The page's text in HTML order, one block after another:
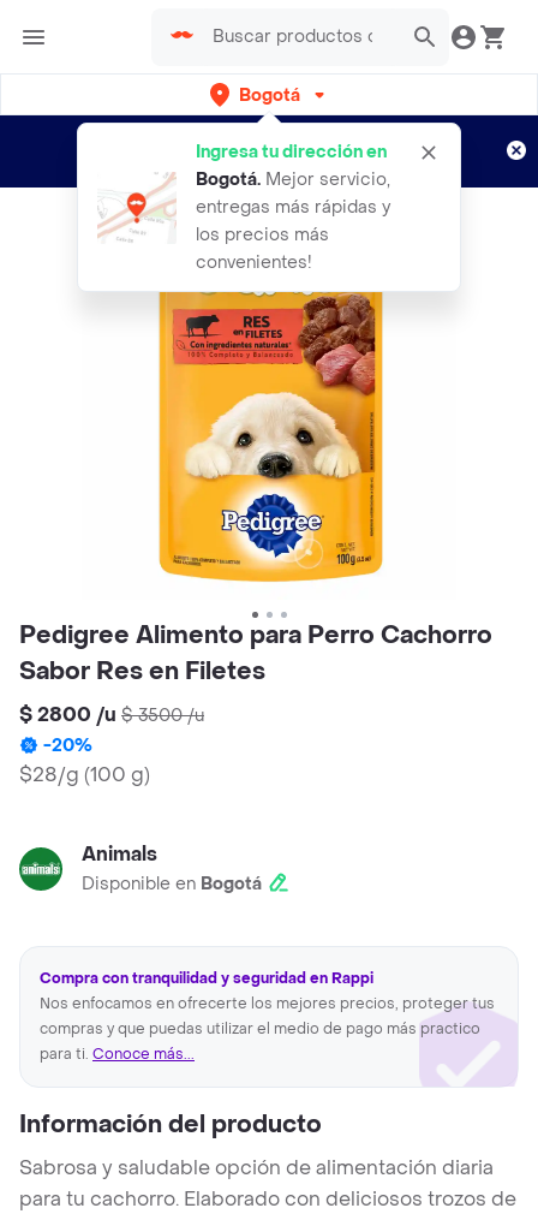
Bogotá
Ingresa tu dirección en
Bogotá. Mejor servicio,
entregas más rápidas y
los precios más
convenientes!
envíos gratis por semanas
Aplican TyC
Pedigree Alimento para Perro Cachorro
Sabor Res en Filetes
$ 2800 /u $ 3500/u
-20%
$28/g (100 g)
Animals
Disponible en Bogotá
Compra con tranquilidad y seguridad en Rappi
Nos enfocamos en ofrecerte los mejores precios, proteger tus
compras y que puedas utilizar el medio de pago más practico
para ti. Conoce más...
Información del producto
Sabrosa y saludable opción de alimentación diaria
para tu cachorro. Elaborado con deliciosos trozos de